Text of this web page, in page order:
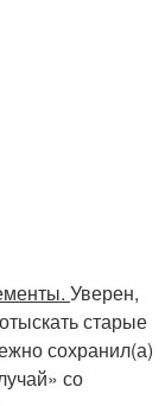
Уверен,
старые
сохранил(а)
со